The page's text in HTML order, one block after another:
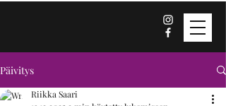
Päivitys
Riikka Saari